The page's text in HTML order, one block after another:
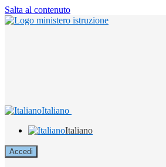
Salta al contenuto
Italiano
Italiano
Accedi